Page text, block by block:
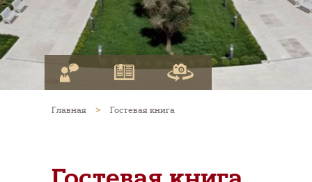
Главная > Гостевая книга